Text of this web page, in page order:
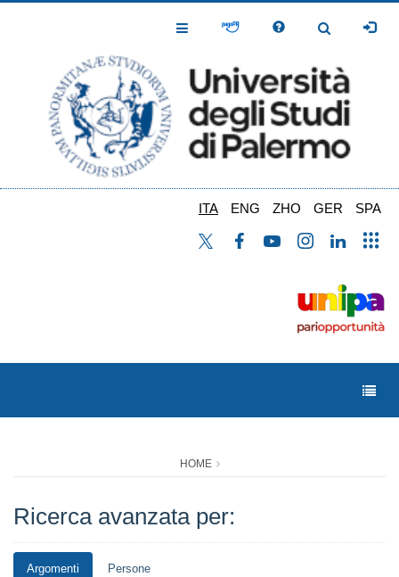
Toggle
Toggle
ITA ENG ZHO GER SPA
HOME
Ricerca avanzata per:
Argomenti Persone